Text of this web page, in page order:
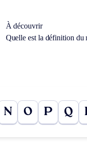
À découvrir
Quelle est la définition du
N O P Q